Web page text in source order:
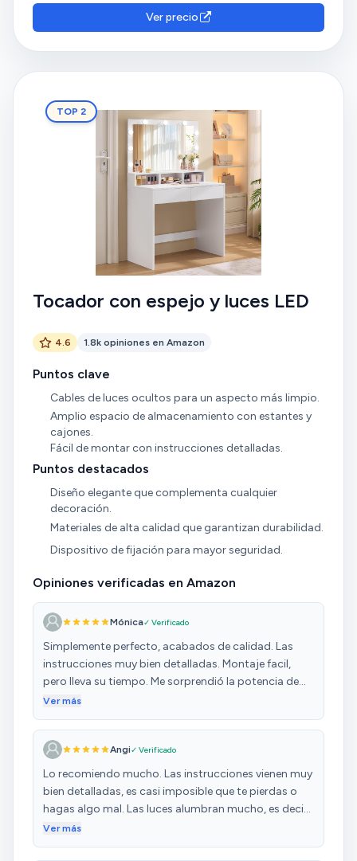
su tamaño y ajuste. Sin embargo, hay opiniones
diversas sobre su estado.
Ver precio
TOP 2
Tocador con espejo y luces LED
4.6 1.8k opiniones en Amazon
Puntos clave
Cables de luces ocultos para un aspecto más limpio.
Amplio espacio de almacenamiento con estantes y
cajones.
Fácil de montar con instrucciones detalladas.
Puntos destacados
Diseño elegante que complementa cualquier
decoración.
Materiales de alta calidad que garantizan durabilidad.
Dispositivo de fijación para mayor seguridad.
Opiniones verificadas en Amazon
Mónica✓ Verificado
Simplemente perfecto, acabados de calidad. Las
instrucciones muy bien detalladas. Montaje facil,
pero lleva su tiempo. Me sorprendió la potencia de
las luces. El repartidor, amable y cuidadoso. Mi hija
duda.
Ver más
Angi✓ Verificado
Lo recomiendo mucho. Las instrucciones vienen muy
bien detalladas, es casi imposible que te pierdas o
hagas algo mal. Las luces alumbran mucho, es decir,
te puedes ver fenomenal. Es verdad que el tocador en
Ver más